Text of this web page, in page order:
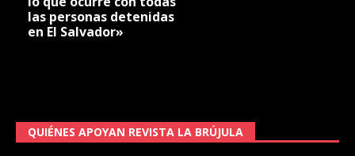
las personas detenidas
en El Salvador»
QUIÉNES APOYAN REVISTA LA BRÚJULA